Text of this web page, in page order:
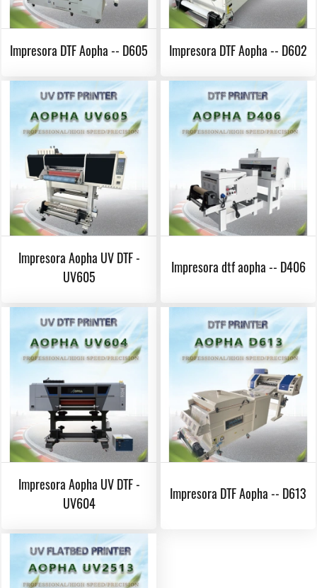
Impresora DTF Aopha -- D605 Impresora DTF Aopha -- D602
Impresora Aopha UV DTF -
UV605
Impresora dtf aopha -- D406
Impresora Aopha UV DTF -
UV604
Impresora DTF Aopha -- D613